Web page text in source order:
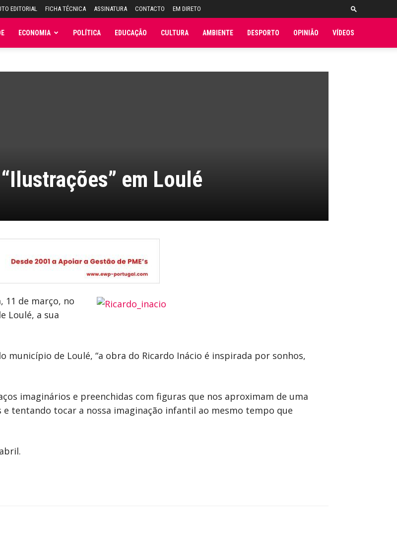
EDITORIAL FICHA TÉCNICA ASSINATURA CONTACTO EM DIRETO
ECONOMIA POLÍTICA EDUCAÇÃO CULTURA AMBIENTE DESPORTO OPINIÃO VÍDEOS
em Loulé
11 de março, no
Loulé, a sua
de Loulé, “a obra do Ricardo Inácio é inspirada por sonhos,
imaginários e preenchidas com figuras que nos aproximam de uma
tentando tocar a nossa imaginação infantil ao mesmo tempo que